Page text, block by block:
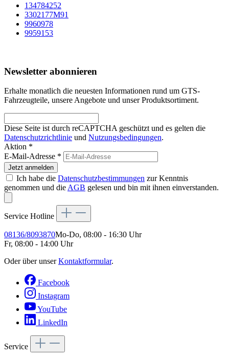
134784252
3302177M91
9960978
9959153
Newsletter abonnieren
Erhalte monatlich die neuesten Informationen rund um GTS-
Fahrzeugteile, unsere Angebote und unser Produktsortiment.
Diese Seite ist durch reCAPTCHA geschützt und es gelten die
Datenschutzrichtlinie und Nutzungsbedingungen.
Aktion *
E-Mail-Adresse *
Jetzt anmelden
Ich habe die Datenschutzbestimmungen zur Kenntnis
genommen und die AGB gelesen und bin mit ihnen einverstanden.
Service Hotline
08136/8093870Mo-Do, 08:00 - 16:30 Uhr
Fr, 08:00 - 14:00 Uhr
Oder über unserKontaktformular.
Facebook
Instagram
YouTube
LinkedIn
Service